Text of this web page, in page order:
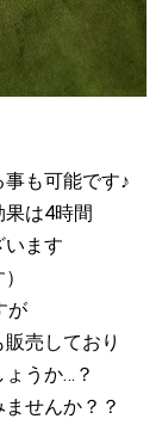
も可能です♪
は4時間
います
が
売しており
うか…？
せんか？？